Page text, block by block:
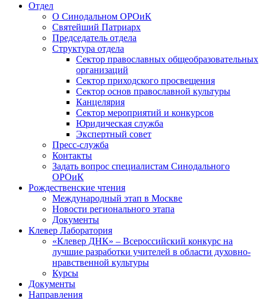
Отдел
О Синодальном ОРОиК
Святейший Патриарх
Председатель отдела
Структура отдела
Сектор православных общеобразовательных
организаций
Сектор приходского просвещения
Сектор основ православной культуры
Канцелярия
Сектор мероприятий и конкурсов
Юридическая служба
Экспертный совет
Пресс-служба
Контакты
Задать вопрос специалистам Синодального
ОРОиК
Рождественские чтения
Международный этап в Москве
Новости регионального этапа
Документы
Клевер Лаборатория
«Клевер ДНК» – Всероссийский конкурс на
лучшие разработки учителей в области духовно-
нравственной культуры
Курсы
Документы
Направления